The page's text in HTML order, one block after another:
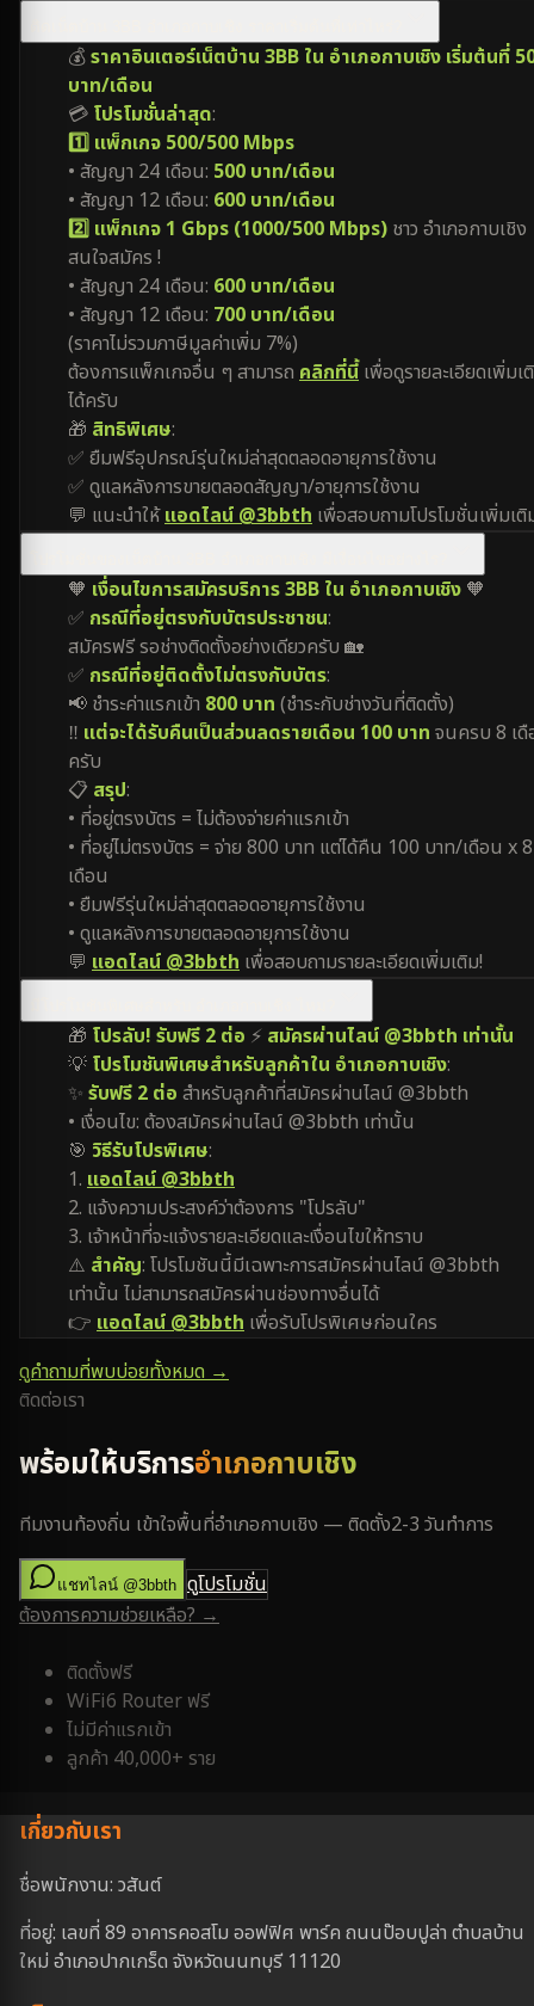
💰ราคาอินเตอร์เน็ตบ้าน 3BB ใน อำเภอกาบเชิง เริ่มต้นที่
บาท/เดือน
💳 โปรโมชั่นล่าสุด:
1️⃣ แพ็กเกจ 500/500 Mbps
• สัญญา 24 เดือน: 500 บาท/เดือน
• สัญญา 12 เดือน: 600 บาท/เดือน
2️⃣ แพ็กเกจ 1 Gbps (1000/500 Mbps) ชาว อำเภอกาบเชิง
สนใจสมัคร !
• สัญญา 24 เดือน: 600 บาท/เดือน
• สัญญา 12 เดือน: 700 บาท/เดือน
(ราคาไม่รวมภาษีมูลค่าเพิ่ม 7%)
ต้องการแพ็กเกจอื่น ๆ สามารถ คลิกที่นี้เพื่อดูรายละเอียดเพิ่มเ
ได้ครับ
🎁 สิทธิพิเศษ:
✅ ยืมฟรีอุปกรณ์รุ่นใหม่ล่าสุดตลอดอายุการใช้งาน
✅ ดูแลหลังการขายตลอดสัญญา/อายุการใช้งาน
💬 แนะนำให้แอดไลน์ @3bbth เพื่อสอบถามโปรโมชั่นเพิ่มเติ
🧡 เงื่อนไขการสมัครบริการ 3BB ใน อำเภอกาบเชิง 🧡
✅ กรณีที่อยู่ตรงกับบัตรประชาชน:
สมัครฟรี รอช่างติดตั้งอย่างเดียวครับ 🏡
✅ กรณีที่อยู่ติดตั้งไม่ตรงกับบัตร:
📢 ชำระค่าแรกเข้า 800 บาท (ชำระกับช่างวันที่ติดตั้ง)
‼️ แต่จะได้รับคืนเป็นส่วนลดรายเดือน 100 บาท จนครบ 8 เ
ครับ
📋 สรุป:
• ที่อยู่ตรงบัตร = ไม่ต้องจ่ายค่าแรกเข้า
• ที่อยู่ไม่ตรงบัตร = จ่าย 800 บาท แต่ได้คืน 100 บาท/เดือน x 8
เดือน
• ยืมฟรีรุ่นใหม่ล่าสุดตลอดอายุการใช้งาน
• ดูแลหลังการขายตลอดอายุการใช้งาน
💬 แอดไลน์ @3bbth เพื่อสอบถามรายละเอียดเพิ่มเติม!
🎁 โปรลับ! รับฟรี 2 ต่อ ⚡ สมัครผ่านไลน์ @3bbth เท่านั้น
💡 โปรโมชันพิเศษสำหรับลูกค้าใน อำเภอกาบเชิง:
✨ รับฟรี 2 ต่อ สำหรับลูกค้าที่สมัครผ่านไลน์ @3bbth
• เงื่อนไข: ต้องสมัครผ่านไลน์ @3bbth เท่านั้น
🎯 วิธีรับโปรพิเศษ:
1. แอดไลน์ @3bbth
2. แจ้งความประสงค์ว่าต้องการ "โปรลับ"
3. เจ้าหน้าที่จะแจ้งรายละเอียดและเงื่อนไขให้ทราบ
⚠️ สำคัญ: โปรโมชันนี้มีเฉพาะการสมัครผ่านไลน์ @3bbth
เท่านั้น ไม่สามารถสมัครผ่านช่องทางอื่นได้
👉 แอดไลน์ @3bbth เพื่อรับโปรพิเศษก่อนใคร
ดูคำถามที่พบบ่อยทั้งหมด →
ติดต่อเรา
พร้อมให้บริการอำเภอกาบเชิง
ทีมงานท้องถิ่น เข้าใจพื้นที่อำเภอกาบเชิง — ติดตั้ง2-3 วันทำการ
แชทไลน์ @3bbth ดูโปรโมชั่น
ต้องการความช่วยเหลือ? →
ติดตั้งฟรี
WiFi6 Router ฟรี
ไม่มีค่าแรกเข้า
ลูกค้า 40,000+ ราย
เกี่ยวกับเรา
ชื่อพนักงาน: วสันต์
ที่อยู่: เลขที่ 89 อาคารคอสโม ออฟฟิศ พาร์ค ถนนป๊อบปูล่า ตำบลบ้าน
ใหม่ อำเภอปากเกร็ด จังหวัดนนทบุรี 11120